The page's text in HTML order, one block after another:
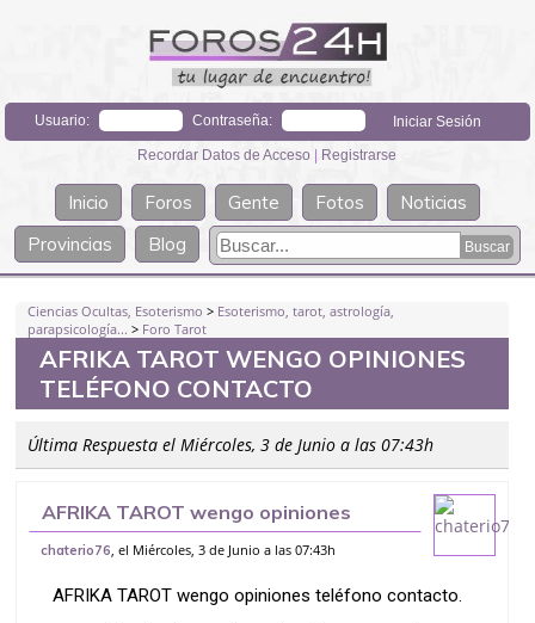
Usuario: Contraseña:
Recordar Datos de Acceso | Registrarse
Inicio Foros Gente Fotos
Noticias
Provincias
Blog
Ciencias Ocultas, Esoterismo > Esoterismo, tarot, astrología,
parapsicología... > Foro Tarot
AFRIKA TAROT WENGO OPINIONES
TELÉFONO CONTACTO
Última Respuesta el Miércoles, 3 de Junio a las 07:43h
AFRIKA TAROT wengo opiniones
teléfono contacto
chaterio76 , el Miércoles, 3 de Junio a las 07:43h
AFRIKA TAROT wengo opiniones teléfono contacto.